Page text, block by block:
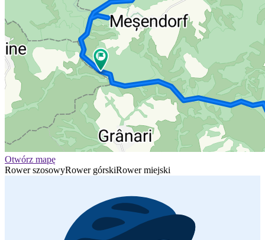
Otwórz mapę
Rower szosowyRower górskiRower miejski